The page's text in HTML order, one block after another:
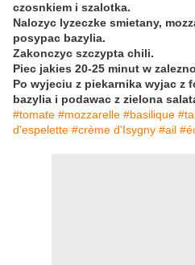
czosnkiem i szalotka.
Nalozyc lyzeczke smietany,
posypac bazylia.
Zakonczyc szczypta chili.
Piec jakies 20-25 minut w
Po wyjeciu z piekarnika wyjac z
bazylia i podawac z zielona
#tomate #mozzarelle #basilique
d'espelette #crème d'Isygny #ail